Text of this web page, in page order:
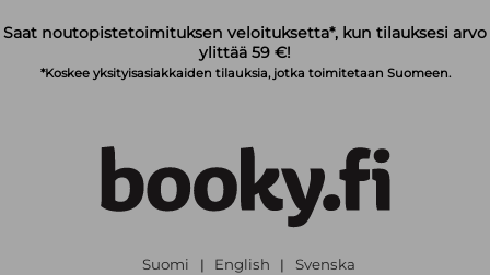
Saat noutopistetoimituksen veloituksetta*, kun tilauksesi arvo
ylittää 59 €!
*Koskee yksityisasiakkaiden tilauksia, jotka toimitetaan Suomeen.
Suomi | English | Svenska